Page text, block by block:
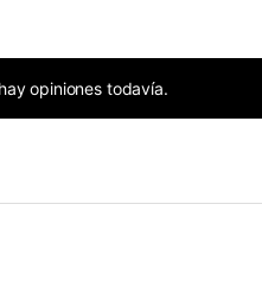
opiniones todavía.